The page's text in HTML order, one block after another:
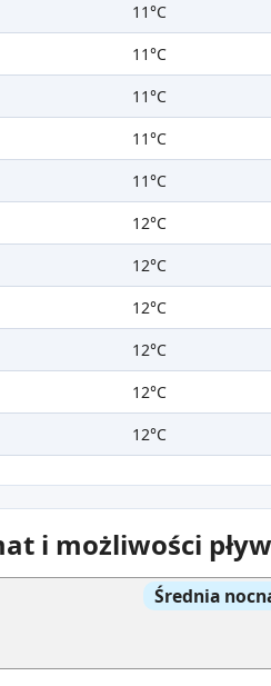
11°C
11°C
11°C
11°C
11°C
12°C
12°C
12°C
12°C
12°C
12°C
i możliwości
Średnia